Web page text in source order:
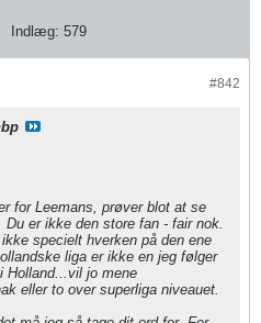
Indlæg: 579
#842
for Leemans, prøver blot at se
er ikke den store fan - fair nok.
specielt hverken på den ene
liga er ikke en jeg følger
Holland...vil jo mene
eller to over superliga niveauet.